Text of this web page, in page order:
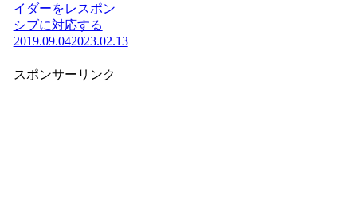
イダーをレスポン
シブに対応する
2019.09.042023.02.13
スポンサーリンク